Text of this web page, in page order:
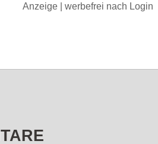
Anzeige | werbefrei nach Login